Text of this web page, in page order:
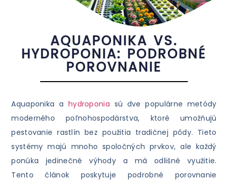
AQUAPONIKA VS.
HYDROPONIA: PODROBNÉ
POROVNANIE
Aquaponika a hydroponia sú dve populárne metódy
moderného poľnohospodárstva, ktoré umožňujú
pestovanie rastlín bez použitia tradičnej pôdy. Tieto
systémy majú mnoho spoločných prvkov, ale každý
ponúka jedinečné výhody a má odlišné využitie.
Tento článok poskytuje podrobné porovnanie